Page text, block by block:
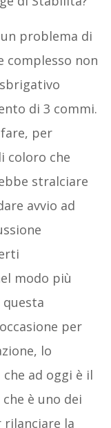
problema di
complesso non
di 3 commi.
per
coloro che
stralciare
avvio ad
modo più
per
lo
ad oggi è il
che è uno dei
la